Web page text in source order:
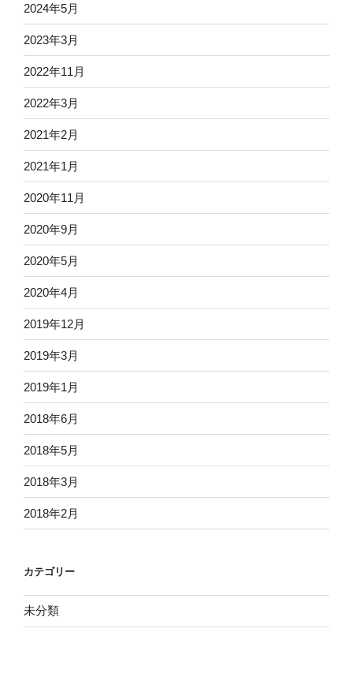
2024年5月
2023年3月
2022年11月
2022年3月
2021年2月
2021年1月
2020年11月
2020年9月
2020年5月
2020年4月
2019年12月
2019年3月
2019年1月
2018年6月
2018年5月
2018年3月
2018年2月
カテゴリー
未分類